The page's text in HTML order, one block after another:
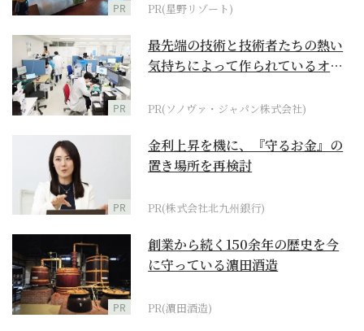
PR PR(星野リゾート)
PR
最先端の技術と技術者たちの熱い
気持ちによって作られているオー
PR(ソノヴァ・ジャパン株式会社)
PR
金利上昇を機に、『守るお金』の
置き場所を再検討
PR(株式会社北九州銀行)
PR
創業から続く150余年の歴史を今
に守っている濵田酒造
PR(濵田酒造)